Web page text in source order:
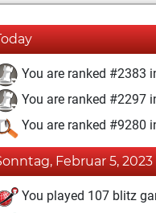
You are ranked #2383
You are ranked #2297
You are ranked #9280
Februar 5, 2023
You played 107 blitz